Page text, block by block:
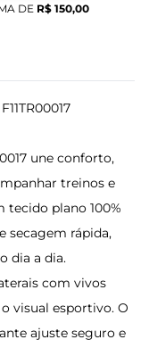
DE R$ 150,00
une conforto,
treinos e
tecido plano 100%
secagem rápida,
dia a dia.
com vivos
visual esportivo. O
ajuste seguro e